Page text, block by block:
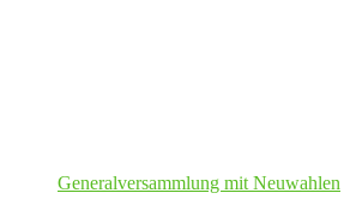
Generalversammlung mit Neuwahlen